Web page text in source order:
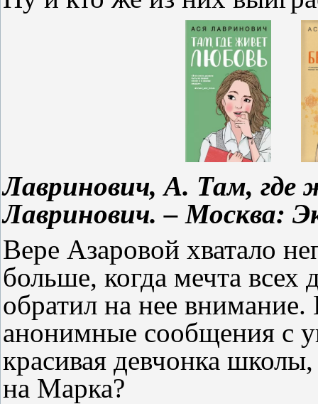
Лавринович, А. Там, где
Лавринович. – Москва:
Вере Азаровой хватало
больше, когда мечта
обратил на нее
анонимные сообщения с
красивая девчонка
на Марка?